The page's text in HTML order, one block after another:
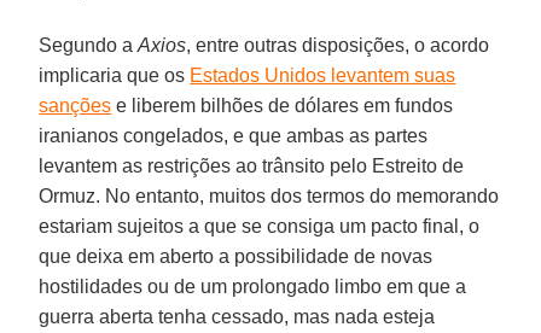
Segundo aAxios, entre outras disposições, o acordo
implicaria que os Estados Unidos levantem suas
sanções e liberem bilhões de dólares em fundos
iranianos congelados, e que ambas as partes
levantem as restrições ao trânsito pelo Estreito de
Ormuz. No entanto, muitos dos termos do memorando
estariam sujeitos a que se consiga um pacto final, o
que deixa em aberto a possibilidade de novas
hostilidades ou de um prolongado limbo em que a
guerra aberta tenha cessado, mas nada esteja